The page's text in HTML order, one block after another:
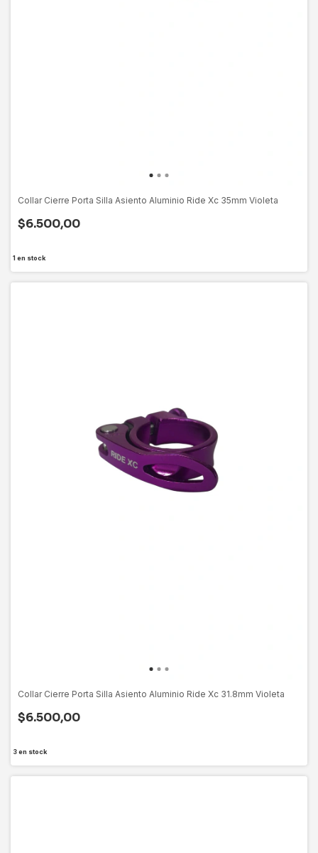
Collar Cierre Porta Silla Asiento Aluminio Ride Xc 35mm Violeta
$6.500,00
1 en stock
Collar Cierre Porta Silla Asiento Aluminio Ride Xc 31.8mm Violeta
$6.500,00
3en stock